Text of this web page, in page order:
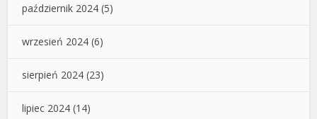
październik 2024 (5)
wrzesień 2024 (6)
sierpień 2024 (23)
lipiec 2024 (14)